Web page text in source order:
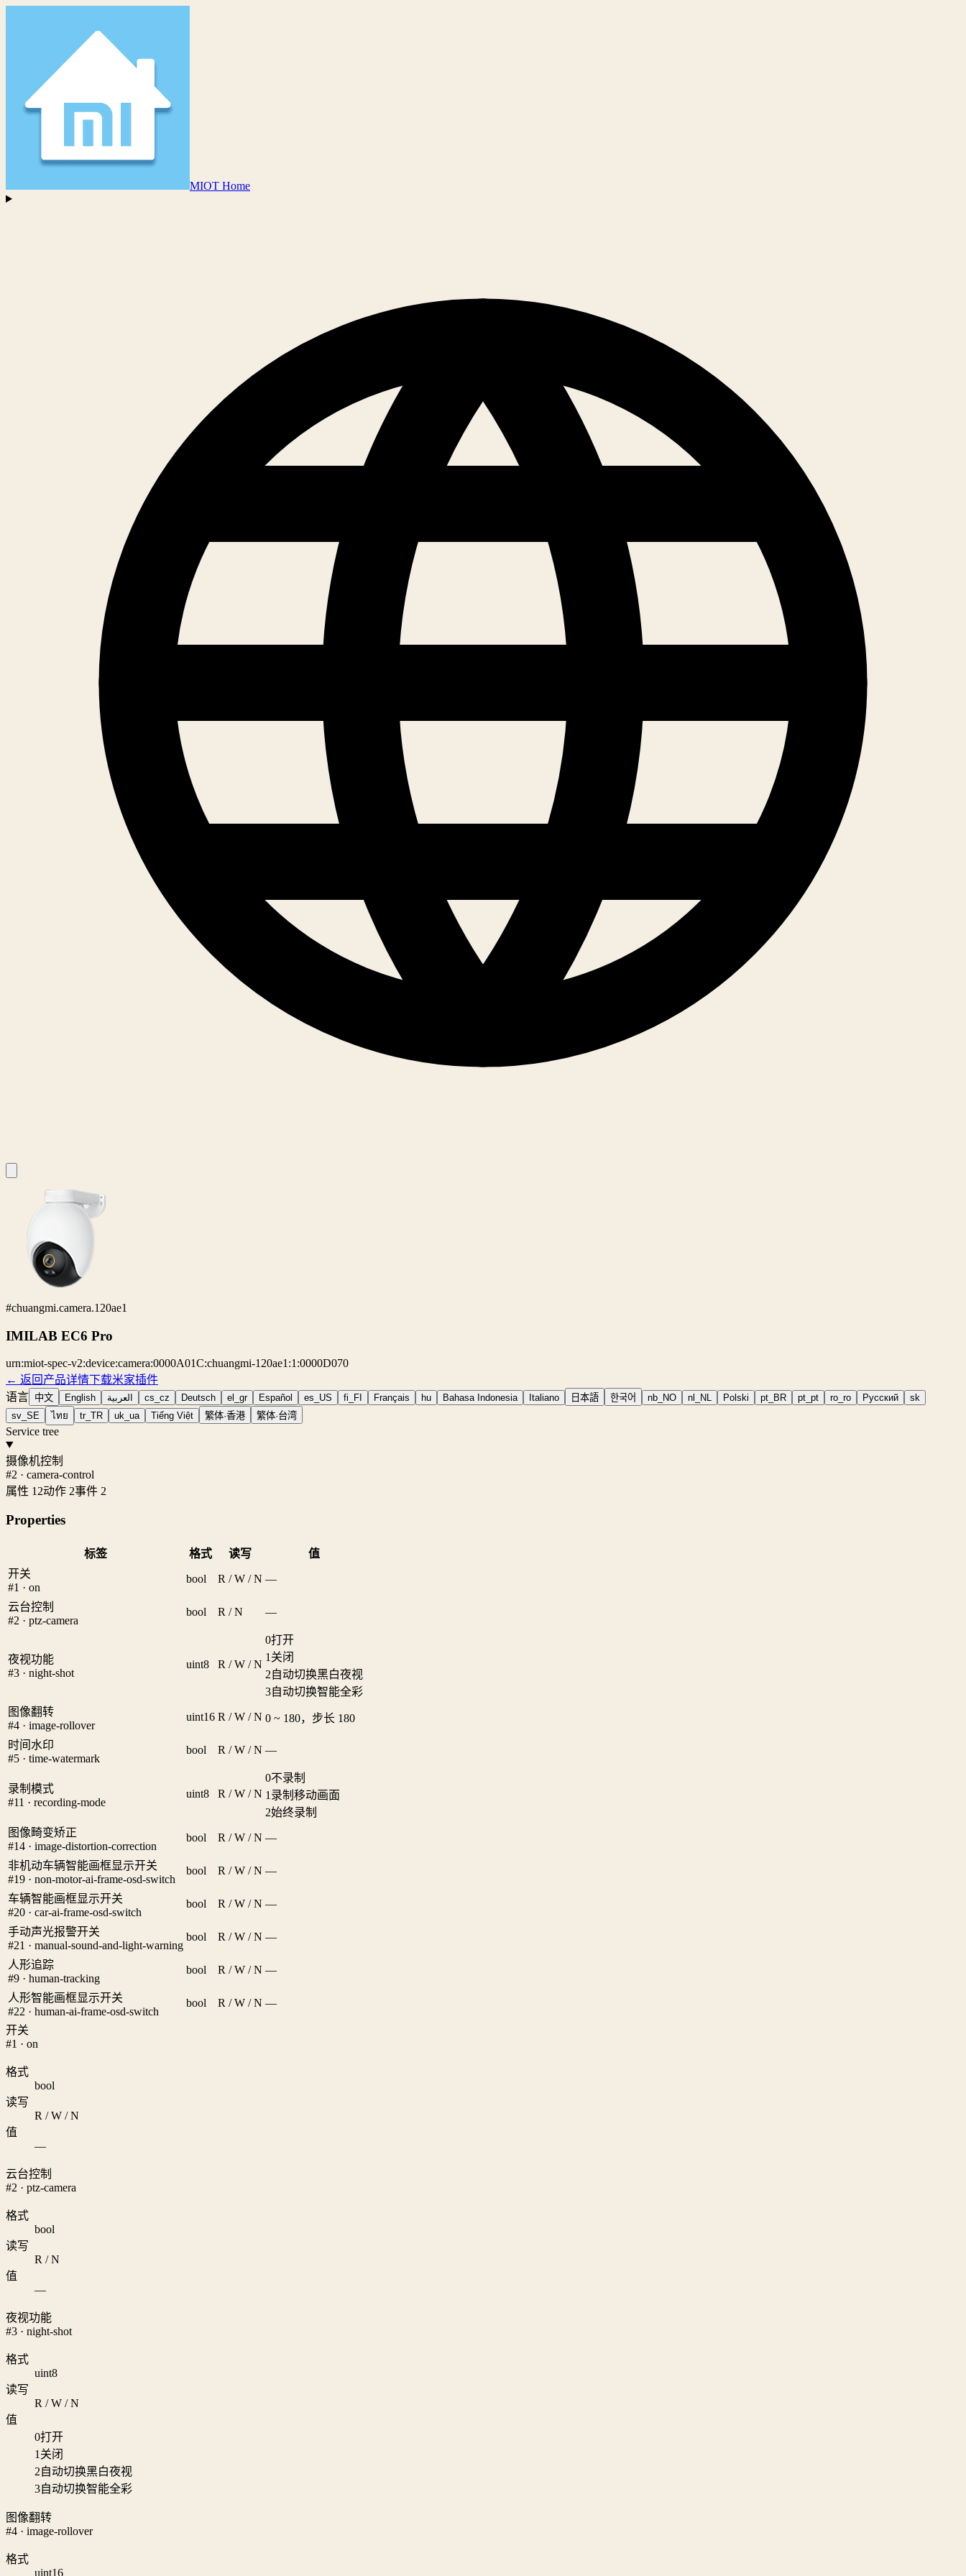
MIOT Home
#chuangmi.camera.120ae1
IMILAB EC6 Pro
urn:miot-spec-v2:device:camera:0000A01C:chuangmi-120ae1:1:0000D070
← 返回产品详情下载米家插件
语言 中文 English العربية cs_cz Deutsch el_gr Español es_US fi_FI Français hu Bahasa Indonesia Italiano 日本語 한국어 nb_NO nl_NL Polski pt_BR pt_pt ro_ro Русский
sk
sv_SE
ไทย tr_TR uk_ua Tiếng Việt 繁体·香港 繁体·台湾
Service tree
摄像机控制
#2 · camera-control
属性 12动作 2事件 2
Properties
标签 格式 读写
值
开关
#1 · on
bool R / W / N —
云台控制
#2 · ptz-camera
bool R / N —
夜视功能
#3 · night-shot
uint8 R / W / N
0打开
1 关闭
2自动切换黑白夜视
3自动切换智能全彩
图像翻转
#4 · image-rollover
uint16 R / W / N 0 ~ 180，步长 180
时间水印
#5 · time-watermark
bool R / W / N —
录制模式
#11 · recording-mode
uint8 R / W / N
0不录制
1 录制移动画面
2始终录制
图像畸变矫正
#14 · image-distortion-correction
bool R / W / N —
非机动车辆智能画框显示开关
#19 · non-motor-ai-frame-osd-switch
bool R / W / N —
车辆智能画框显示开关
#20 · car-ai-frame-osd-switch
bool R / W / N —
手动声光报警开关
#21 · manual-sound-and-light-warning
bool R / W / N —
人形追踪
#9 · human-tracking
bool R / W / N —
人形智能画框显示开关
#22 · human-ai-frame-osd-switch
bool R / W / N —
开关
#1 · on
格式
bool
读写
R / W / N
值
—
云台控制
#2 · ptz-camera
格式
bool
读写
R / N
值
—
夜视功能
#3 · night-shot
格式
uint8
读写
R / W / N
值
0打开
1 关闭
2自动切换黑白夜视
3自动切换智能全彩
图像翻转
#4 · image-rollover
格式
uint16